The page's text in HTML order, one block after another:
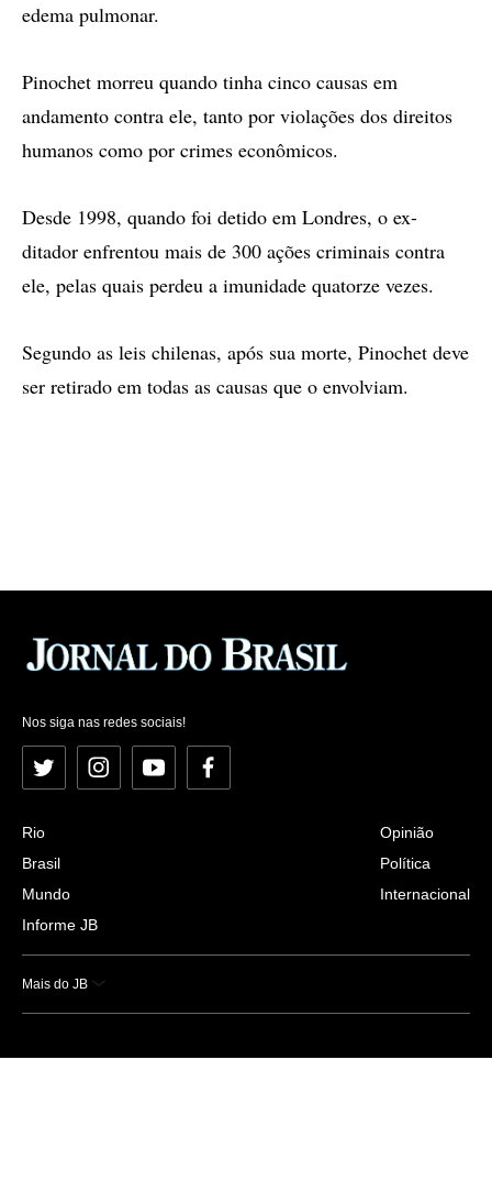
edema pulmonar.
Pinochet morreu quando tinha cinco causas em
andamento contra ele, tanto por violações dos direitos
humanos como por crimes econômicos.
Desde 1998, quando foi detido em Londres, o ex-
ditador enfrentou mais de 300 ações criminais contra
ele, pelas quais perdeu a imunidade quatorze vezes.
Segundo as leis chilenas, após sua morte, Pinochet deve
ser retirado em todas as causas que o envolviam.
Nos siga nas redes sociais!
Twitter InstagramYouTubeFacebook
Rio
Brasil
Mundo
Informe JB
Opinião
Política
Internacional
Mais do JB
Esportes